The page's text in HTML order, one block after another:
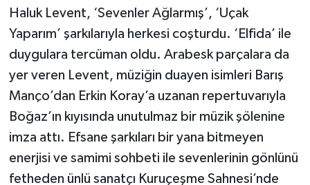
Haluk Levent, ‘Sevenler Ağlarmış’, ‘Uçak
Yaparım’ şarkılarıyla herkesi coşturdu. ‘Elfida’ ile
duygulara tercüman oldu. Arabesk parçalara da
yer veren Levent, müziğin duayen isimleri Barış
Manço’dan Erkin Koray’a uzanan repertuvarıyla
Boğaz’ın kıyısında unutulmaz bir müzik şölenine
imza attı. Efsane şarkıları bir yana bitmeyen
enerjisi ve samimi sohbeti ile sevenlerinin gönlünü
fetheden ünlü sanatçı Kuruçeşme Sahnesi’nde